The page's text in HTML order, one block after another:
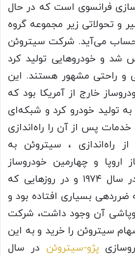
فرانسوی است که در حال
و تحولاتی زیر مجموعه گروه
می‌آید. شرکت سیتروئن
تاسیس شد و خودروهایی تولید کرد
و راحتی مشهور هستند. این
خارج از آمریکا بود که
تولید خودرو کرد و شبکه‌ای
پس از آن را راه‌اندازی
از راه‌اندازی ، سیتروئن به
اروپا و چهارمین خودروساز
جهان تبدیل شد. در سال ۱۹۷۴ و در روزهایی که
بسیاری افتاده بود و
آن وجود داشت، شرکت
از سهام سیتروئن را خرید و به این
پژو-سیتروئن در سال